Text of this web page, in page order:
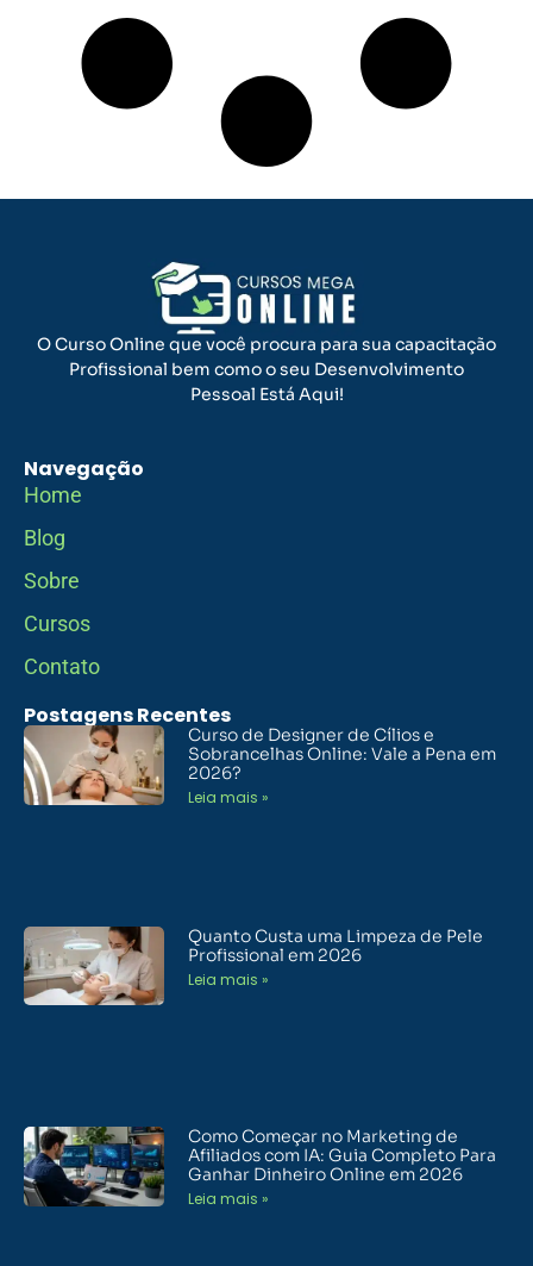
O Curso Online que você procura para sua capacitação
Profissional bem como o seu Desenvolvimento
Pessoal Está Aqui!
Navegação
Home
Blog
Sobre
Cursos
Contato
Postagens Recentes
Curso de Designer de Cílios e
Sobrancelhas Online: Vale a Pena em
2026?
Leia mais »
Quanto Custa uma Limpeza de Pele
Profissional em 2026
Leia mais »
Como Começar no Marketing de
Afiliados com IA: Guia Completo Para
Ganhar Dinheiro Online em 2026
Leia mais »